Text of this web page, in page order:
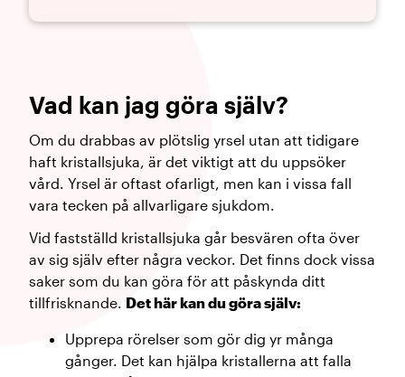
Vad kan jag göra själv?
Om du drabbas av plötslig yrsel utan att tidigare
haft kristallsjuka, är det viktigt att du uppsöker
vård. Yrsel är oftast ofarligt, men kan i vissa fall
vara tecken på allvarligare sjukdom.
Vid fastställd kristallsjuka går besvären ofta över
av sig själv efter några veckor. Det finns dock vissa
saker som du kan göra för att påskynda ditt
tillfrisknande. Det här kan du göra själv:
Upprepa rörelser som gör dig yr många
gånger. Det kan hjälpa kristallerna att falla